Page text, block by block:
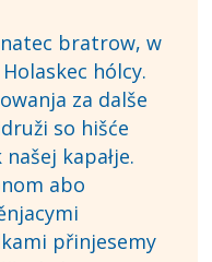
bratrow, w
hólcy.
za dalše
so hišće
kapałje.
abo
přinjesemy